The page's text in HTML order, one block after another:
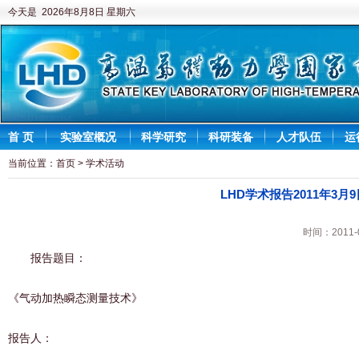
今天是 2026年8月8日 星期六
首 页 实验室概况 科学研究 科研装备 人才队伍 运
当前位置： 首页 > 学术活动
LHD学术报告2011年3月
时间：
报告题目：
《气动加热瞬态测量技术》
报告人：